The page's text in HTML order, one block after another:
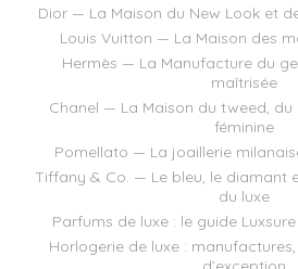
Dior — La Maison du New Look et
Louis Vuitton — La Maison des
Hermès — La Manufacture du
maîtrisée
Chanel — La Maison du tweed,
féminine
Pomellato — La joaillerie
Tiffany & Co. — Le bleu, le diamant
du luxe
Parfums de luxe : le guide
Horlogerie de luxe :